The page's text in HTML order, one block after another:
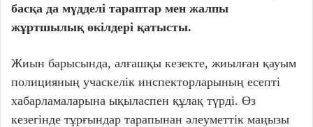
басқа да мүдделі тараптар мен жалпы
жұртшылық өкілдері қатысты.
Жиын барысында, алғашқы кезекте, жиылған қауым
полицияның учаскелік инспекторларының есепті
хабарламаларына ықыласпен құлақ түрді. Өз
кезегінде тұрғындар тарапынан әлеуметтік маңызы